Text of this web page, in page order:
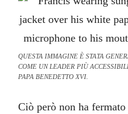
QUESTA IMMAGINE È STATA
COME UN LEADER PIÙ
PAPA BENEDETTO XVI.
Ciò però non ha